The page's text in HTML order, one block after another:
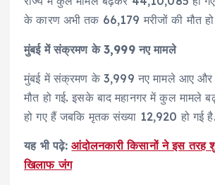
के कारण अभी तक 66,179 मरीजों की मौत
मुंबई में संक्रमण के 3,999 नए मामले
मुंबई में संक्रमण के 3,999 नए मामले आए और
मौत हो गई. इसके बाद महानगर में कुल मामले
हो गए हैं जबकि मृतक संख्या 12,920 हो गई है.
यह भी पढ़े:आंदोलनकारी किसानों ने इस तरह
खिलाफ जंग